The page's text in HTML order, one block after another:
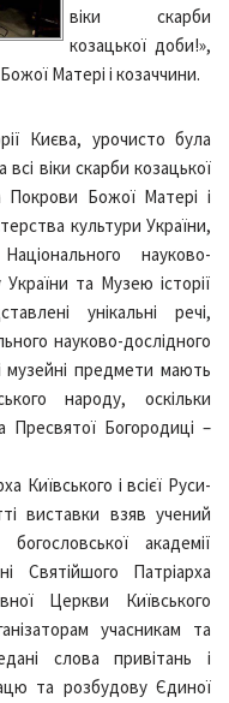
віки скарби
козацької доби!»,
Матері і козаччини.
Києва, урочисто була
віки скарби козацької
Покрови Божої Матері і
культури України,
науково-
та Музею історії
унікальні речі,
науково-дослідного
музейні предмети мають
народу, оскільки
Богородиці –
Київського і всієї Руси-
виставки взяв учений
академії
Святійшого Патріарха
Церкви Київського
учасникам та
слова привітань і
та розбудову Єдиної